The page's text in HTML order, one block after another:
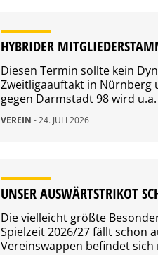
HYBRIDER
Diesen Termin sollte kein
Zweitligaauftakt in Nürnberg
gegen Darmstadt 98 wird
vorausblicken. Vertreter des
stehen für Fragen rund um
VEREIN- 24. JULI 2026
UNSER AUSWÄRTSTRIKOT
Die vielleicht größte
Spielzeit 2026/27 fällt schon
Vereinswappen befindet